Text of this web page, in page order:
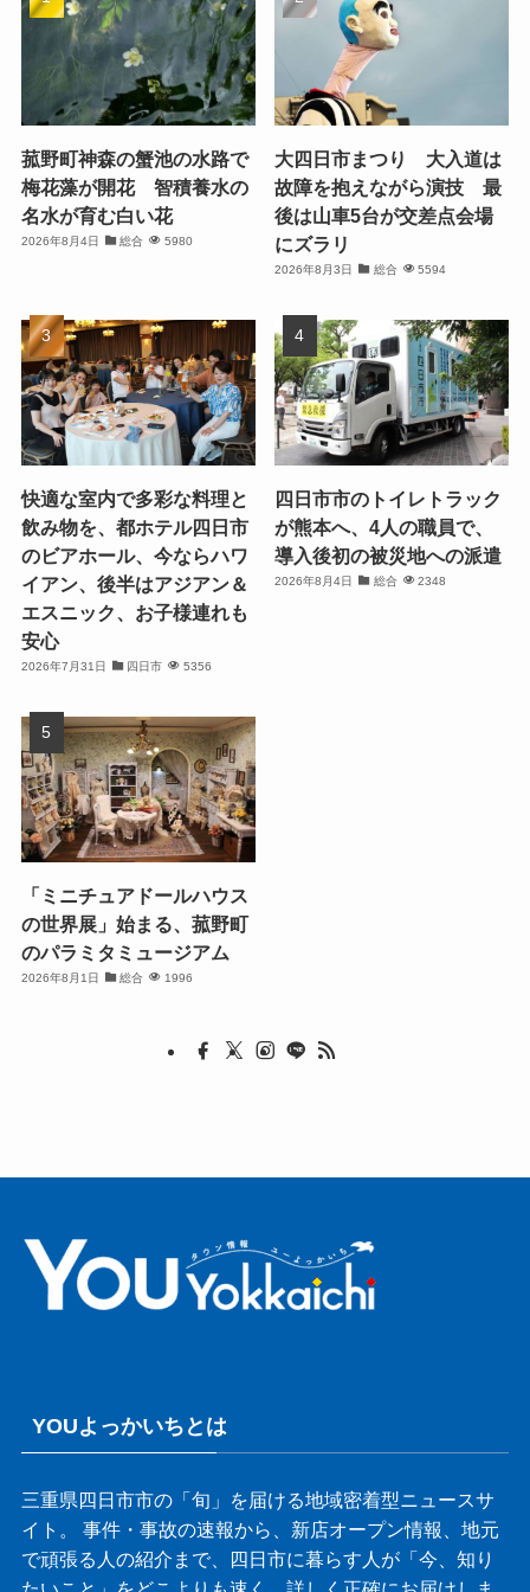
菰野町神森の蟹池の水路で
梅花藻が開花 智積養水の
名水が育む白い花
2026年8月4日 総合 5980
大四日市まつり 大入道は
故障を抱えながら演技 最
後は山車5台が交差点会場
にズラリ
2026年8月3日 総合 5594
快適な室内で多彩な料理と
飲み物を、都ホテル四日市
のビアホール、今ならハワ
イアン、後半はアジアン＆
エスニック、お子様連れも
安心
2026年7月31日 四日市 5356
四日市市のトイレトラック
が熊本へ、4人の職員で、
導入後初の被災地への派遣
2026年8月4日 総合 2348
「ミニチュアドールハウス
の世界展」始まる、菰野町
のパラミタミュージアム
2026年8月1日 総合 1996
YOUよっかいちとは
三重県四日市市の「旬」を届ける地域密着型ニュースサ
イト。 事件・事故の速報から、新店オープン情報、地元
で頑張る人の紹介まで、四日市に暮らす人が「今、知り